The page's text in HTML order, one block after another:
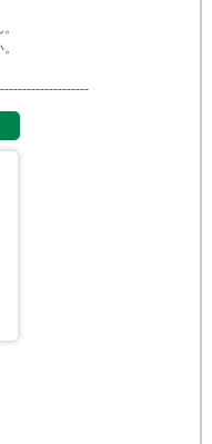
--------------------